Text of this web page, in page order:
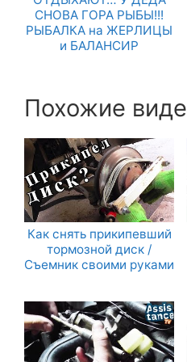
СНОВА ГОРА РЫБЫ!!!
РЫБАЛКА на ЖЕРЛИЦЫ
и БАЛАНСИР
Похожие
Как снять прикипевший
тормозной диск /
Съемник своими руками